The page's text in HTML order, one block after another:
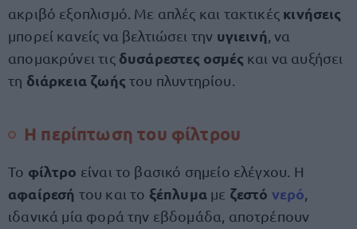
ακριβό εξοπλισμό. Με απλές και τακτικές κινήσεις
μπορεί κανείς να βελτιώσει την υγιεινή , να
απομακρύνει τις δυσάρεστες οσμές και να αυξήσει
τη διάρκεια ζωής του πλυντηρίου.
Η περίπτωση του φίλτρου
Το φίλτρο είναι το βασικό σημείο ελέγχου. Η
αφαίρεσή του και το ξέπλυμα με ζεστό νερό
ιδανικά μία φορά την εβδομάδα, αποτρέπουν